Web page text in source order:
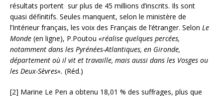
résultats portent sur plus de 45 millions d’inscrits. Ils sont
quasi définitifs. Seules manquent, selon le ministère de
l’Intérieur français, les voix des Français de l’étranger. Selon Le
Monde (en ligne), P.Poutou «réalise quelques percées,
notamment dans les Pyrénées-Atlantiques, en Gironde,
département où il vit et travaille, mais aussi dans les Vosges ou
les Deux-Sèvres». (Réd.)
[2] Marine Le Pen a obtenu 18,01 % des suffrages, plus que